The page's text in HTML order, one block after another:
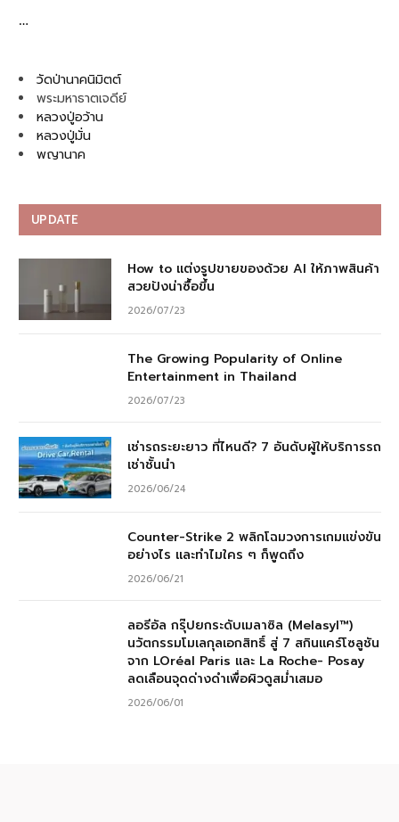
…
วัดป่านาคนิมิตต์
พระมหาธาตเจดีย์
หลวงปู่อว้าน
หลวงปู่มั่น
พญานาค
UPDATE
How to แต่งรูปขายของด้วย AI ให้ภาพสินค้า
สวยปังน่าซื้อขึ้น
2026/07/23
The Growing Popularity of Online
Entertainment in Thailand
2026/07/23
เช่ารถระยะยาว ที่ไหนดี? 7 อันดับผู้ให้บริการรถ
เช่าชั้นนำ
2026/06/24
Counter-Strike 2 พลิกโฉมวงการเกมแข่งขัน
อย่างไร และทำไมใคร ๆ ก็พูดถึง
2026/06/21
ลอรีอัล กรุ๊ปยกระดับเมลาซิล (Melasyl™)
นวัตกรรมโมเลกุลเอกสิทธิ์ สู่ 7 สกินแคร์โซลูชัน
จาก LOréal Paris และ La Roche- Posay
ลดเลือนจุดด่างดำเพื่อผิวดูสม่ำเสมอ
2026/06/01